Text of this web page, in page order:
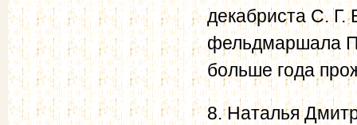
декабриста С. Г.
фельдмаршала
больше года
8. Наталья